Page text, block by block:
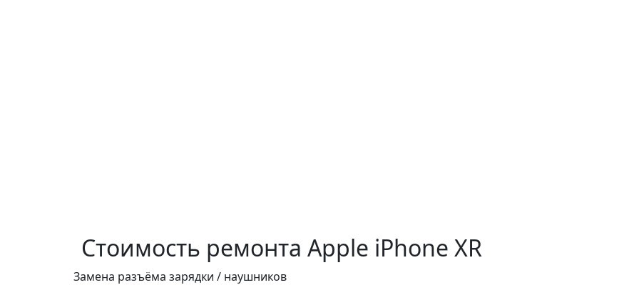
Стоимость ремонта Apple iPhone XR
Замена разъёма зарядки / наушников